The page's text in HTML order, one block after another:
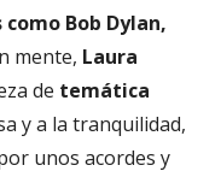
Bob Dylan,
mente, Laura
de temática
y a la tranquilidad,
unos acordes y